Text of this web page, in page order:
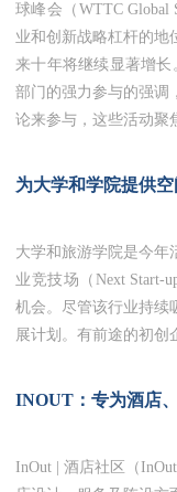
球峰会（WTTC
业和创新战略杠杆的地
来十年将继续显著增
部门的强力参与的强调
论来参与，这些活动聚
为大学和学院提供
大学和旅游学院是今年
业竞技场（Next Start-
机会。尽管该行业持续
展计划。有前途的初创
INOUT：专为酒店
InOut | 酒店社区（